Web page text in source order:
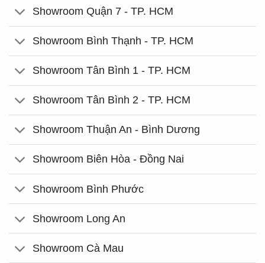
Showroom Quận 7 - TP. HCM
Showroom Bình Thạnh - TP. HCM
Showroom Tân Bình 1 - TP. HCM
Showroom Tân Bình 2 - TP. HCM
Showroom Thuận An - Bình Dương
Showroom Biên Hòa - Đồng Nai
Showroom Bình Phước
Showroom Long An
Showroom Cà Mau